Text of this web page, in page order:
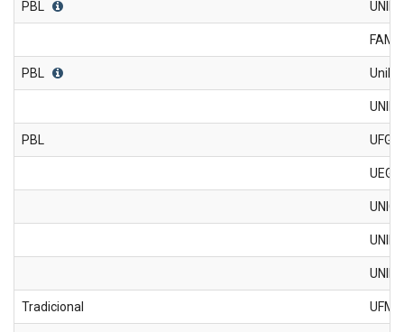
PBL
FAMP
PBL
PBL UFG
UEG/
Tradicional UFMA